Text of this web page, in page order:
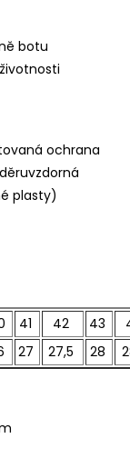
botu
ochrana
plasty)
41 42 43
27 27,5 28